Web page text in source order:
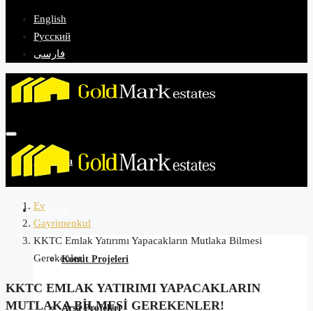
English
Русский
فارسی
Anasayfa
Projeler
Konut Projeleri
Arsa Projeleri
Ev
Gayrimenkul
KKTC Emlak Yatırımı Yapacakların Mutlaka Bilmesi
Gerekenler!
KKTC EMLAK YATIRIMI YAPACAKLARIN
MUTLAKA BILMESI GEREKENLER!